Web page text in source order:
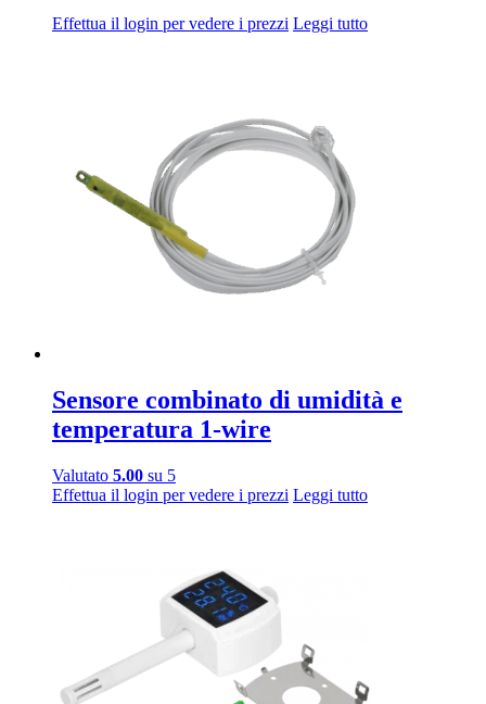
Effettua il login per vedere i prezzi Leggi tutto
Sensore combinato di umidità e
temperatura 1-wire
Valutato 5.00 su 5
Effettua il login per vedere i prezzi Leggi tutto